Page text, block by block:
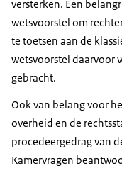
versterken. Een
wetsvoorstel om
te toetsen aan de
wetsvoorstel daarvoor
gebracht.
Ook van belang voor
overheid en de
procedeergedrag van
Kamervragen